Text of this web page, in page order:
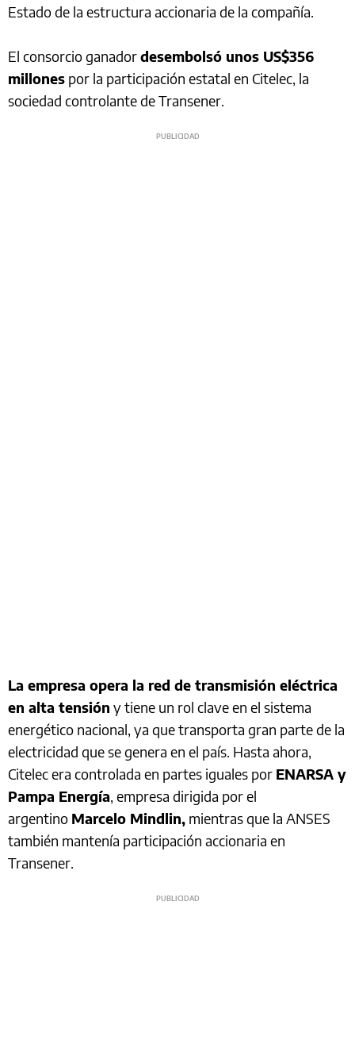
Estado de la estructura accionaria de la compañía.
El consorcio ganadordesembolsó unos US$356
millones por la participación estatal en Citelec, la
sociedad controlante de Transener.
La empresa opera la red de transmisión eléctrica
en alta tensión y tiene un rol clave en el sistema
energético nacional, ya que transporta gran parte de la
electricidad que se genera en el país. Hasta ahora,
Citelec era controlada en partes iguales por ENARSA y
Pampa Energía, empresa dirigida por el
argentino Marcelo Mindlin, mientras que la ANSES
también mantenía participación accionaria en
Transener.